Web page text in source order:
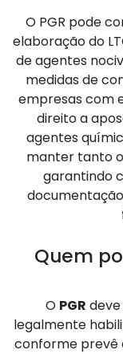
O PGR pode
elaboração do
de agentes
medidas de
empresas com
direito a
agentes
manter tanto o
garantindo
Quem
O PGR
legalmente
conforme prevê